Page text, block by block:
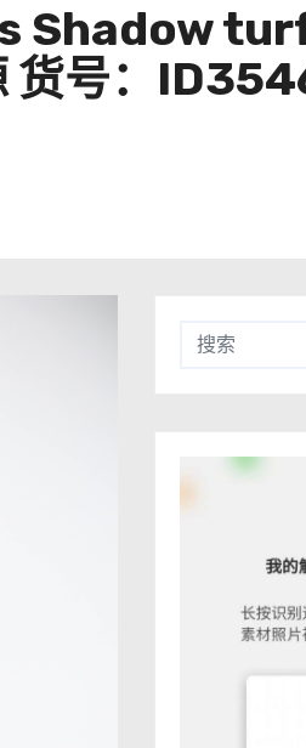
Shadow
货号：